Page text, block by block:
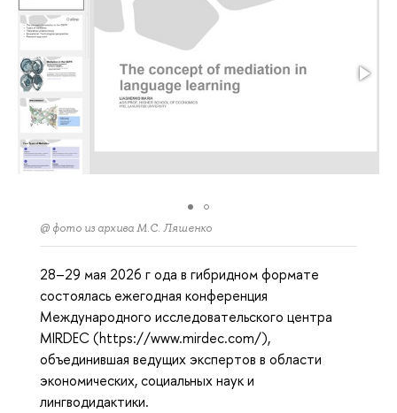
@ фото из архива М.С. Ляшенко
28–29 мая 2026 г ода в гибридном формате
состоялась ежегодная конференция
Международного исследовательского центра
MIRDEC (https://www.mirdec.com/),
объединившая ведущих экспертов в области
экономических, социальных наук и
лингводидактики.